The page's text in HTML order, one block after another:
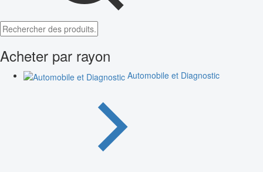
Acheter par rayon
Automobile et Diagnostic